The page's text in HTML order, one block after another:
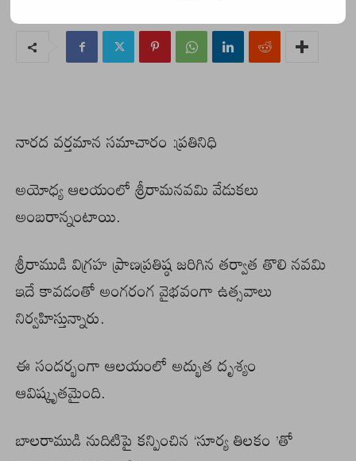
నారద వర్తమాన సమాచారం :ప్రతినిధి
అయోధ్య ఆలయంలో శ్రీరామనవమి వేడుకలు
అంబరాన్నంటాయి.
శ్రీరాముడి విగ్రహ ప్రాణప్రతిష్ఠ జరిగిన తర్వాత తొలి నవమి
ఇదే కావడంతో అంగరంగ వైభవంగా ఉత్సవాలు
నిర్వహిస్తున్నారు.
ఈ సందర్భంగా ఆలయంలో అద్భుత దృశ్యం
ఆవిష్కృతమైంది.
బాలరాముడి నుదిటిపై కన్పించిన ‘సూర్య తిలకం ’తో